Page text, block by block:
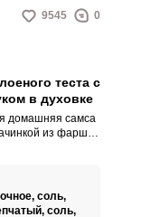
9545 0
теста с
в духовке
домашняя самса
из фарша
соль,
соль,